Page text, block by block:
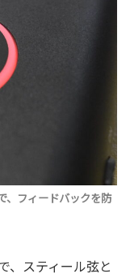
、フィードバックを防
、スティール弦と